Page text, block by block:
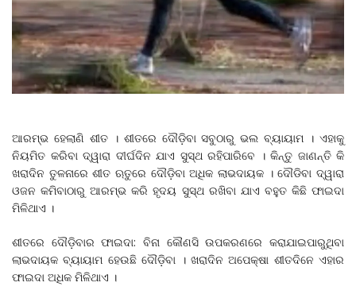
ଆରମ୍ଭ ହେଲାଣି ଶୀତ । ଶୀତରେ ଦୌଡ଼ିବା ସବୁଠାରୁ ଭଲ ବ୍ୟାୟାମ । ଏହାକୁ
ନିୟମିତ କରିବା ଦ୍ୱାରା ଦୀର୍ଘଦିନ ଯାଏ ସୁସ୍ଥ ରହିପାରିବେ । କିନ୍ତୁ ଜାଣନ୍ତି କି
ଖରାଦିନ ତୁଳନାରେ ଶୀତ ଋତୁରେ ଦୌଡ଼ିବା ଅଧିକ ଲାଭଦାୟକ । ଦୌଡିବା ଦ୍ୱାରା
ଓଜନ କମିବାଠାରୁ ଆରମ୍ଭ କରି ହୃଦୟ ସୁସ୍ଥ ରଖିବା ଯାଏ ବହୁତ କିଛି ଫାଇଦା
ମିଳିଥାଏ ।
ଶୀତରେ ଦୌଡ଼ିବାର ଫାଇଦା: ବିନା କୌଣସି ଉପକରଣରେ କରାଯାଇପାରୁଥିବା
ଲାଭଦାୟକ ବ୍ୟାୟାମ ହେଉଛି ଦୌଡ଼ିବା । ଖରାଦିନ ଅପେକ୍ଷା ଶୀତଦିନେ ଏହାର
ଫାଇଦା ଅଧିକ ମିଳିଥାଏ ।